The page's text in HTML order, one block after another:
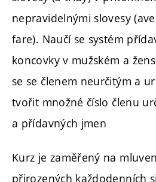
nepravidelnými slovesy
fare). Naučí se systém
koncovky v mužském a
se se členem neurčitým a
tvořit množné číslo členu
a přídavných jmen
Kurz je zaměřený na
přirozených každodenních